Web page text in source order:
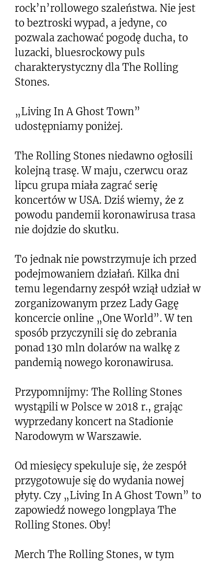
rock’n’rollowego szaleństwa. Nie jest
to beztroski wypad, a jedyne, co
pozwala zachować pogodę ducha, to
luzacki, bluesrockowy puls
charakterystyczny dla The Rolling
Stones.
„Living In A Ghost Town”
udostępniamy poniżej.
The Rolling Stones niedawno ogłosili
kolejną trasę. W maju, czerwcu oraz
lipcu grupa miała zagrać serię
koncertów w USA. Dziś wiemy, że z
powodu pandemii koronawirusa trasa
nie dojdzie do skutku.
To jednak nie powstrzymuje ich przed
podejmowaniem działań. Kilka dni
temu legendarny zespół wziął udział w
zorganizowanym przez Lady Gagę
koncercie online „One World”. W ten
sposób przyczynili się do zebrania
ponad 130 mln dolarów na walkę z
pandemią nowego koronawirusa.
Przypomnijmy: The Rolling Stones
wystąpili w Polsce w 2018 r., grając
wyprzedany koncert na Stadionie
Narodowym w Warszawie.
Od miesięcy spekuluje się, że zespół
przygotowuje się do wydania nowej
płyty. Czy „Living In A Ghost Town” to
zapowiedź nowego longplaya The
Rolling Stones. Oby!
Merch The Rolling Stones, w tym